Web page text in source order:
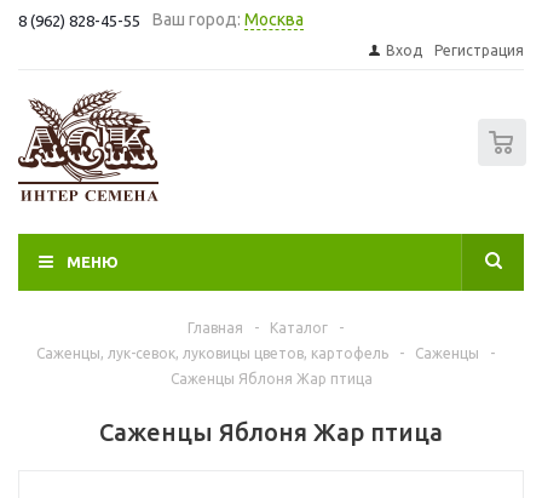
8 (962) 828-45-55 Ваш город: Москва
Вход Регистрация
МЕНЮ
Главная - Каталог
-
Саженцы, лук-севок, луковицы цветов, картофель
- Саженцы
-
Саженцы Яблоня Жар птица
Саженцы Яблоня Жар птица